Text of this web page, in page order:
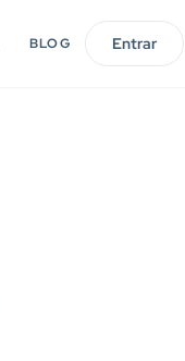
BLOG Entrar